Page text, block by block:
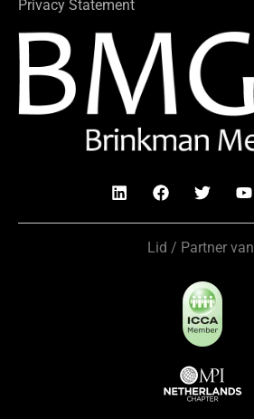
Privacy Statement
Lid / Partner